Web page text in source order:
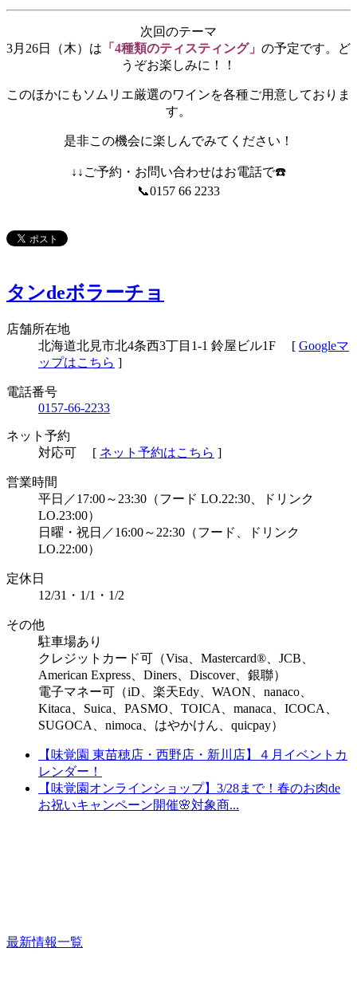
次回のテーマ
3月26日（木）は 「4種類のティスティング」 の予定です。ど
うぞお楽しみに！！
このほかにもソムリエ厳選のワインを各種ご用意しておりま
す。
是非この機会に楽しんでみてください！
↓↓ご予約・お問い合わせはお電話で☎️
📞0157 66 2233
タンdeボラーチョ
店舗所在地
北海道北見市北4条西3丁目1-1 鈴屋ビル1F
[ Googleマ
ップはこちら ]
電話番号
0157-66-2233
ネット予約
対応可
[ ネット予約はこちら ]
営業時間
平日／17:00～23:30（フード LO.22:30、ドリンク
LO.23:00）
日曜・祝日／16:00～22:30（フード、ドリンク
LO.22:00）
定休⽇
12/31・1/1・1/2
その他
駐車場あり
クレジットカード可（Visa、Mastercard®、JCB、
American Express、Diners、Discover、銀聯）
電子マネー可（iD、楽天Edy、WAON、nanaco、
Kitaca、Suica、PASMO、TOICA、manaca、ICOCA、
SUGOCA、nimoca、はやかけん、quicpay）
【味覚園 東苗穂店・西野店・新川店】４月イベントカ
レンダー！
【味覚園オンラインショップ】3/28まで！春のお肉de
お祝いキャンペーン開催🌸対象商...
最新情報一覧